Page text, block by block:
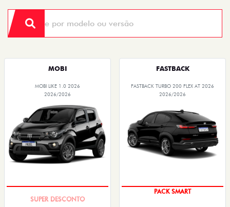
MOBI
MOBI LIKE 1.0 2026
2026/2026
FASTBACK
FASTBACK TURBO 200 FLEX AT 2026
2026/2026
PACK SMART